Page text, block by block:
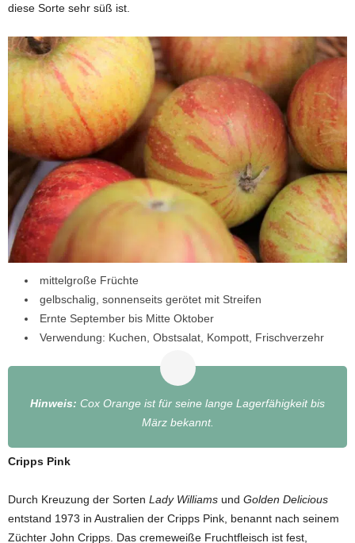
diese Sorte sehr süß ist.
mittelgroße Früchte
gelbschalig, sonnenseits gerötet mit Streifen
Ernte September bis Mitte Oktober
Verwendung: Kuchen, Obstsalat, Kompott, Frischverzehr
Hinweis: Cox Orange ist für seine lange Lagerfähigkeit bis
März bekannt.
Cripps Pink
Durch Kreuzung der Sorten Lady Williams und Golden Delicious
entstand 1973 in Australien der Cripps Pink, benannt nach seinem
Züchter John Cripps. Das cremeweiße Fruchtfleisch ist fest,